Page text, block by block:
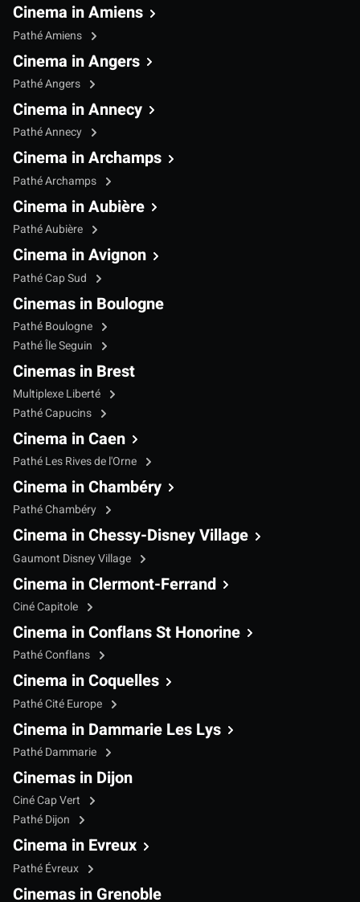
Cinema in Amiens
Pathé Amiens
Cinema in Angers
Pathé Angers
Cinema in Annecy
Pathé Annecy
Cinema in Archamps
Pathé Archamps
Cinema in Aubière
Pathé Aubière
Cinema in Avignon
Pathé Cap Sud
Cinemas in Boulogne
Pathé Boulogne
Pathé Île Seguin
Cinemas in Brest
Multiplexe Liberté
Pathé Capucins
Cinema in Caen
Pathé Les Rives de l'Orne
Cinema in Chambéry
Pathé Chambéry
Cinema in Chessy-Disney Village
Gaumont Disney Village
Cinema in Clermont-Ferrand
Ciné Capitole
Cinema in Conflans St Honorine
Pathé Conflans
Cinema in Coquelles
Pathé Cité Europe
Cinema in Dammarie Les Lys
Pathé Dammarie
Cinemas in Dijon
Ciné Cap Vert
Pathé Dijon
Cinema in Evreux
Pathé Évreux
Cinemas in Grenoble